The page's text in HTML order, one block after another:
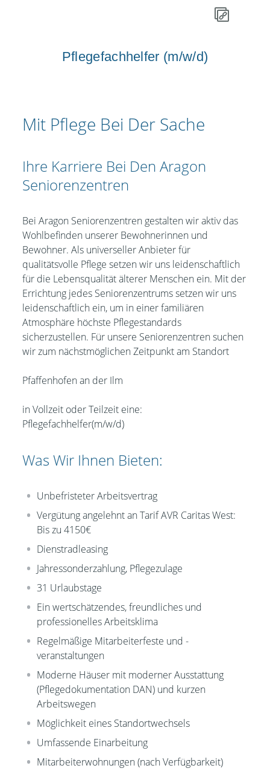
Pflegefachhelfer (m/w/d)
Mit Pflege Bei Der Sache
Ihre Karriere Bei Den Aragon
Seniorenzentren
Bei Aragon Seniorenzentren gestalten wir aktiv das
Wohlbefinden unserer Bewohnerinnen und
Bewohner. Als universeller Anbieter für
qualitätsvolle Pflege setzen wir uns leidenschaftlich
für die Lebensqualität älterer Menschen ein. Mit der
Errichtung jedes Seniorenzentrums setzen wir uns
leidenschaftlich ein, um in einer familiären
Atmosphäre höchste Pflegestandards
sicherzustellen. Für unsere Seniorenzentren suchen
wir zum nächstmöglichen Zeitpunkt am Standort
Pfaffenhofen an der Ilm
in Vollzeit oder Teilzeit eine:
Pflegefachhelfer(m/w/d)
Was Wir Ihnen Bieten:
Unbefristeter Arbeitsvertrag
Vergütung angelehnt an Tarif AVR Caritas West:
Bis zu 4150€
Dienstradleasing
Jahressonderzahlung, Pflegezulage
31 Urlaubstage
Ein wertschätzendes, freundliches und
professionelles Arbeitsklima
Regelmäßige Mitarbeiterfeste und -
veranstaltungen
Moderne Häuser mit moderner Ausstattung
(Pflegedokumentation DAN) und kurzen
Arbeitswegen
Möglichkeit eines Standortwechsels
Umfassende Einarbeitung
Mitarbeiterwohnungen (nach Verfügbarkeit)